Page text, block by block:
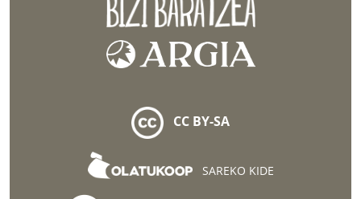
CC BY-SA
SAREKO KIDE